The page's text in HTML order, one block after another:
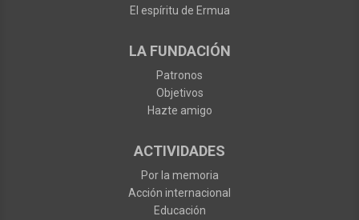
El espíritu de Ermua
LA FUNDACIÓN
Patronos
Objetivos
Hazte amigo
ACTIVIDADES
Por la memoria
Acción internacional
Educación